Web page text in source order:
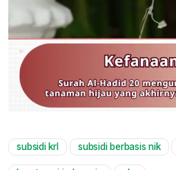
subsidi krl subsidi berbasis nik